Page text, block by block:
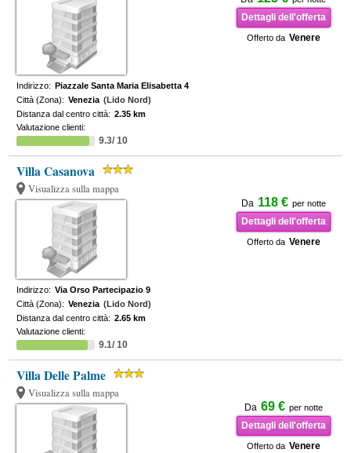
Dettagli dell'offerta
Offerto da Venere
Indirizzo: Piazzale Santa Maria Elisabetta 4
Città (Zona): Venezia (Lido Nord)
Distanza dal centro città: 2.35 km
Valutazione clienti:
9.3/ 10
Villa Casanova
Visualizza sulla mappa
Da 118 € per notte
Dettagli dell'offerta
Offerto da Venere
Indirizzo: Via Orso Partecipazio 9
Città (Zona): Venezia (Lido Nord)
Distanza dal centro città: 2.65 km
Valutazione clienti:
9.1/ 10
Villa Delle Palme
Visualizza sulla mappa
Da 69 € per notte
Dettagli dell'offerta
Offerto da Venere